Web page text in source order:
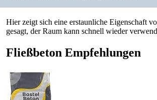
Hier zeigt sich eine erstaunliche Eigenschaft
gesagt, der Raum kann schnell wieder
Fließbeton Empfehlungen